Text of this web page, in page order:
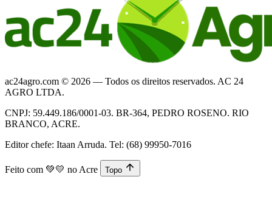
ac24agro.com © 2026 — Todos os direitos reservados. AC 24
AGRO LTDA.
CNPJ: 59.449.186/0001-03. BR-364, PEDRO ROSENO. RIO
BRANCO, ACRE.
Editor chefe: Itaan Arruda. Tel: (68) 99950-7016
Feito com 💚💛 no Acre Topo